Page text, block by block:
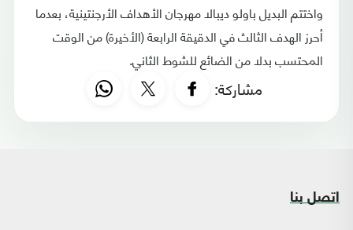
واختتم البديل باولو ديبالا مهرجان الأهداف الأرجنتينية، بعدما
أحرز الهدف الثالث في الدقيقة الرابعة (الأخيرة) من الوقت
المحتسب بدلا من الضائع للشوط الثاني.
مشاركة:
اتصل بنا